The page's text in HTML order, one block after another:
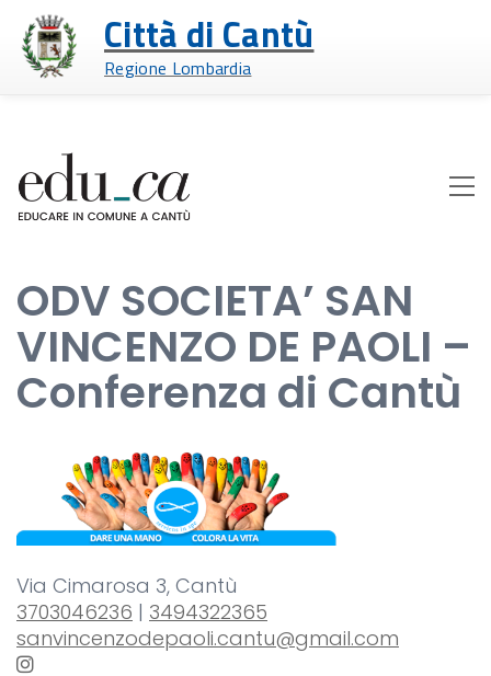
Città di Cantù
Regione Lombardia
ODV SOCIETA’ SAN
VINCENZO DE PAOLI –
Conferenza di Cantù
Via Cimarosa 3, Cantù
3703046236 | 3494322365
sanvincenzodepaoli.cantu@gmail.com